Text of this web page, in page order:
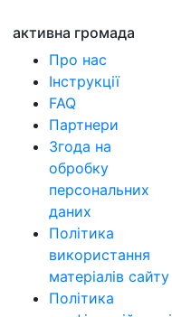
активна громада
Про нас
Інструкції
FAQ
Партнери
Згода на
обробку
персональних
даних
Політика
використання
матеріалів сайту
Політика